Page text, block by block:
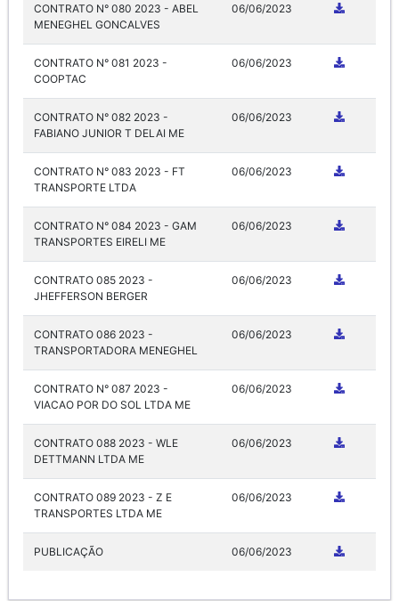
CONTRATO N° 080 2023 - ABEL
MENEGHEL GONCALVES
06/06/2023
CONTRATO N° 081 2023 -
COOPTAC
06/06/2023
CONTRATO N° 082 2023 -
FABIANO JUNIOR T DELAI ME
06/06/2023
CONTRATO N° 083 2023 - FT
TRANSPORTE LTDA
06/06/2023
CONTRATO N° 084 2023 - GAM
TRANSPORTES EIRELI ME
06/06/2023
CONTRATO 085 2023 -
JHEFFERSON BERGER
06/06/2023
CONTRATO 086 2023 -
TRANSPORTADORA MENEGHEL
06/06/2023
CONTRATO N° 087 2023 -
VIACAO POR DO SOL LTDA ME
06/06/2023
CONTRATO 088 2023 - WLE
DETTMANN LTDA ME
06/06/2023
CONTRATO 089 2023 - Z E
TRANSPORTES LTDA ME
06/06/2023
PUBLICAÇÃO 06/06/2023